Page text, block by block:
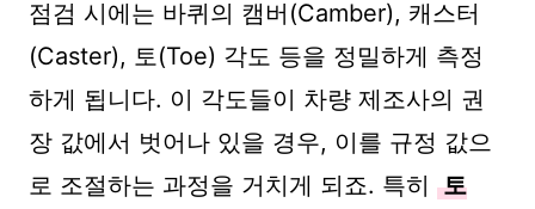
점검 시에는 바퀴의 캠버(Camber), 캐스터
(Caster), 토(Toe) 각도 등을 정밀하게 측정
하게 됩니다. 이 각도들이 차량 제조사의 권
장 값에서 벗어나 있을 경우, 이를 규정 값으
로 조절하는 과정을 거치게 되죠. 특히 토